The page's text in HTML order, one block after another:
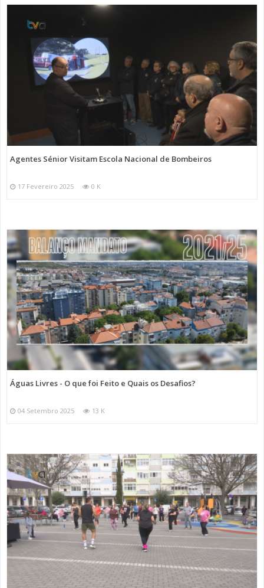
Agentes Sénior Visitam Escola Nacional de Bombeiros
17 Fevereiro 2025 0 K
Águas Livres - O que foi Feito e Quais os Desafios?
04 Setembro 2025 13 K